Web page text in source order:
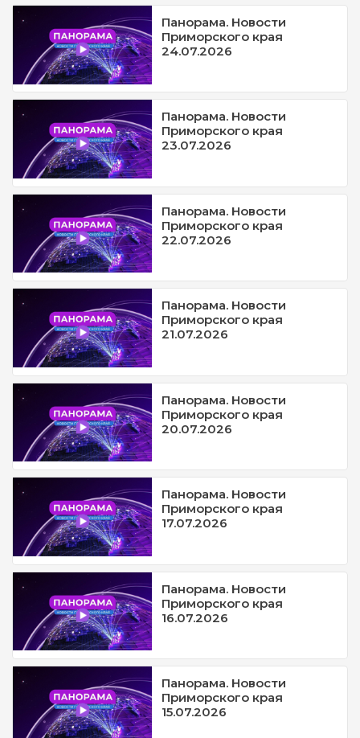
Панорама. Новости
Приморского края
24.07.2026
Панорама. Новости
Приморского края
23.07.2026
Панорама. Новости
Приморского края
22.07.2026
Панорама. Новости
Приморского края
21.07.2026
Панорама. Новости
Приморского края
20.07.2026
Панорама. Новости
Приморского края
17.07.2026
Панорама. Новости
Приморского края
16.07.2026
Панорама. Новости
Приморского края
15.07.2026